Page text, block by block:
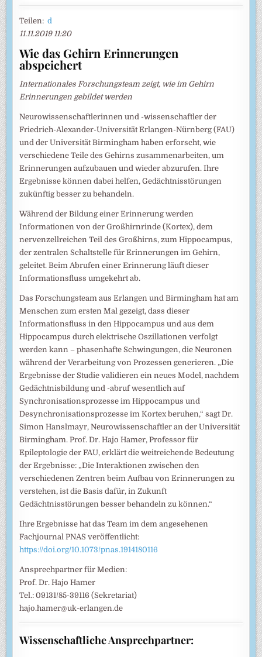
Teilen:d
11.11.2019 11:20
Wie das Gehirn Erinnerungen
abspeichert
Internationales Forschungsteam zeigt, wie im Gehirn
Erinnerungen gebildet werden
Neurowissenschaftlerinnen und -wissenschaftler der
Friedrich-Alexander-Universität Erlangen-Nürnberg (FAU)
und der Universität Birmingham haben erforscht, wie
verschiedene Teile des Gehirns zusammenarbeiten, um
Erinnerungen aufzubauen und wieder abzurufen. Ihre
Ergebnisse können dabei helfen, Gedächtnisstörungen
zukünftig besser zu behandeln.
Während der Bildung einer Erinnerung werden
Informationen von der Großhirnrinde (Kortex), dem
nervenzellreichen Teil des Großhirns, zum Hippocampus,
der zentralen Schaltstelle für Erinnerungen im Gehirn,
geleitet. Beim Abrufen einer Erinnerung läuft dieser
Informationsfluss umgekehrt ab.
Das Forschungsteam aus Erlangen und Birmingham hat am
Menschen zum ersten Mal gezeigt, dass dieser
Informationsfluss in den Hippocampus und aus dem
Hippocampus durch elektrische Oszillationen verfolgt
werden kann – phasenhafte Schwingungen, die Neuronen
während der Verarbeitung von Prozessen generieren. „Die
Ergebnisse der Studie validieren ein neues Model, nachdem
Gedächtnisbildung und -abruf wesentlich auf
Synchronisationsprozesse im Hippocampus und
Desynchronisationsprozesse im Kortex beruhen,“ sagt Dr.
Simon Hanslmayr, Neurowissenschaftler an der Universität
Birmingham. Prof. Dr. Hajo Hamer, Professor für
Epileptologie der FAU, erklärt die weitreichende Bedeutung
der Ergebnisse: „Die Interaktionen zwischen den
verschiedenen Zentren beim Aufbau von Erinnerungen zu
verstehen, ist die Basis dafür, in Zukunft
Gedächtnisstörungen besser behandeln zu können.“
Ihre Ergebnisse hat das Team im dem angesehenen
Fachjournal PNAS veröffentlicht:
https://doi.org/10.1073/pnas.1914180116
Ansprechpartner für Medien:
Prof. Dr. Hajo Hamer
Tel.: 09131/85-39116 (Sekretariat)
hajo.hamer@uk-erlangen.de
Wissenschaftliche Ansprechpartner: